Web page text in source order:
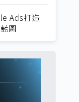
Ads打造
圖